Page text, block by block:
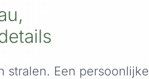
stralen. Een persoonlijke